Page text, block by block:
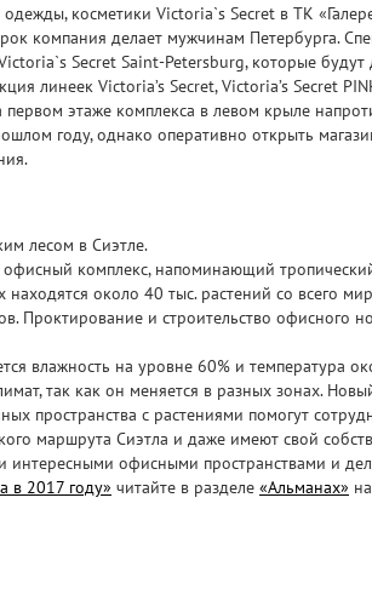
косметики Viсtoria`s Secret в ТК
компания делает мужчинам Петербурга.
Secret Saint-Petersburg, которые
линеек Victoria’s Secret, Victoria’s Secret
первом этаже комплекса в левом крыле
году, однако оперативно открыть
лесом в Сиэтле.
комплекс, напоминающий
находятся около 40 тыс. растений со всего
Проктирование и строительство офисного
влажность на уровне 60% и температура
так как он меняется в разных зонах.
пространства с растениями помогут
маршрута Сиэтла и даже имеют свой
офисными пространствами и
в 2017 году» читайте в разделе «Альманах»